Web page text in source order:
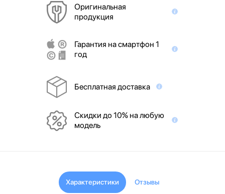
Оригинальная
продукция
Гарантия на смартфон 1
год
Бесплатная доставка
Скидки до 10% на любую
модель
Характеристики Отзывы